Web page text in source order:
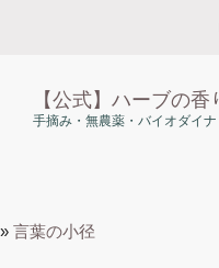
ッ
【公式】ハーブの
手摘み・無農薬・バイオダイ
» 言葉の小径